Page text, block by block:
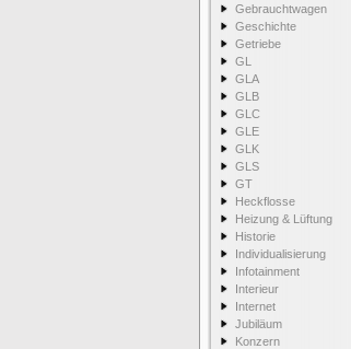
Gebrauchtwagen
Geschichte
Getriebe
GL
GLA
GLB
GLC
GLE
GLK
GLS
GT
Heckflosse
Heizung & Lüftung
Historie
Individualisierung
Infotainment
Interieur
Internet
Jubiläum
Konzern